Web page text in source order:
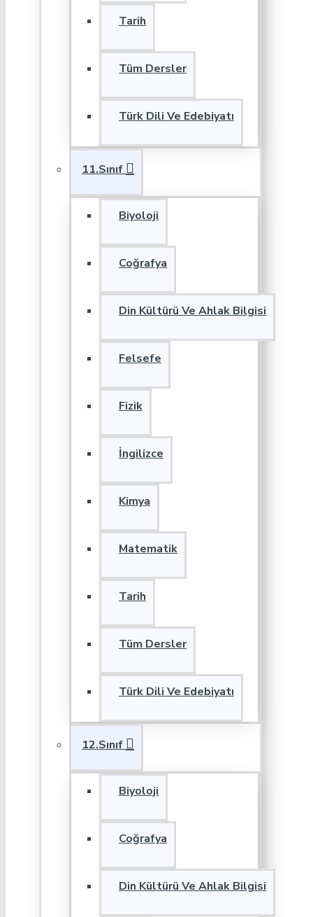
Tarih
Tüm Dersler
Türk Dili Ve Edebiyatı
11.Sınıf
Biyoloji
Coğrafya
Din Kültürü Ve Ahlak Bilgisi
Felsefe
Fizik
İngilizce
Kimya
Matematik
Tarih
Tüm Dersler
Türk Dili Ve Edebiyatı
12.Sınıf
Biyoloji
Coğrafya
Din Kültürü Ve Ahlak Bilgisi